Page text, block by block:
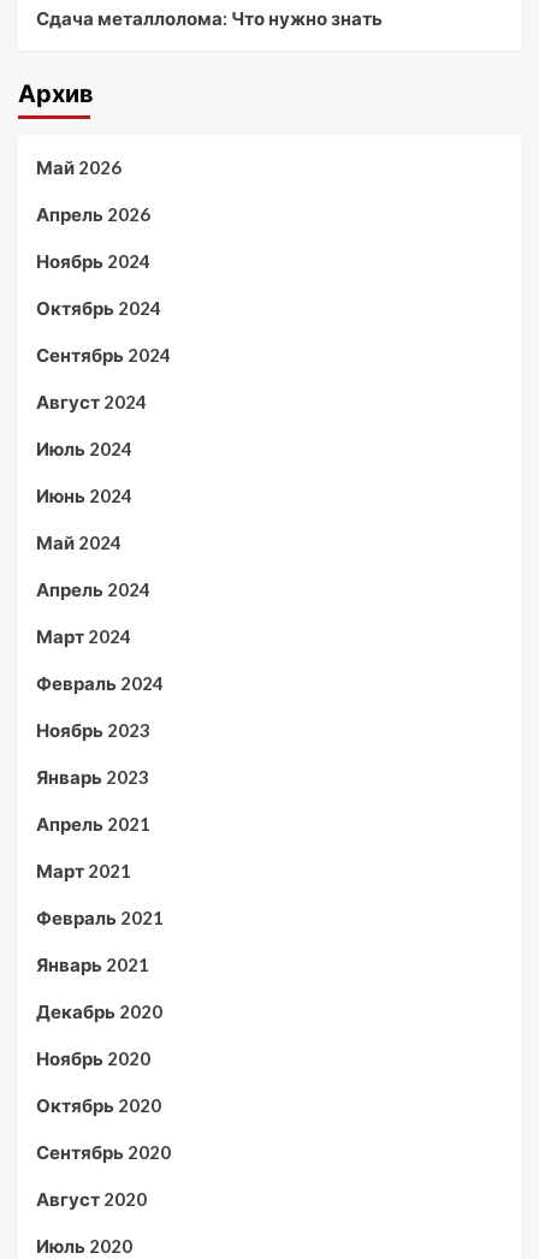
Сдача металлолома: Что нужно знать
Архив
Май 2026
Апрель 2026
Ноябрь 2024
Октябрь 2024
Сентябрь 2024
Август 2024
Июль 2024
Июнь 2024
Май 2024
Апрель 2024
Март 2024
Февраль 2024
Ноябрь 2023
Январь 2023
Апрель 2021
Март 2021
Февраль 2021
Январь 2021
Декабрь 2020
Ноябрь 2020
Октябрь 2020
Сентябрь 2020
Август 2020
Июль 2020